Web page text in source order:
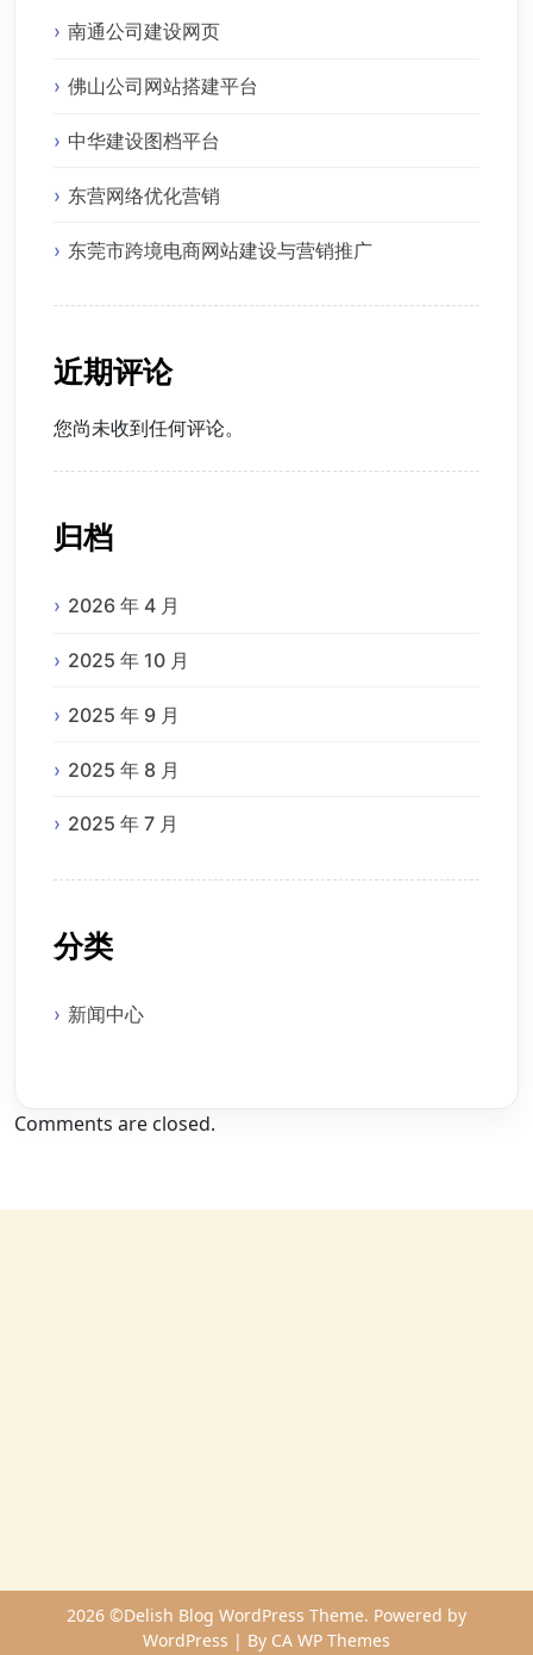
南通公司建设网页
佛山公司网站搭建平台
中华建设图档平台
东营网络优化营销
东莞市跨境电商网站建设与营销推广
近期评论
您尚未收到任何评论。
归档
2026 年 4 月
2025 年 10 月
2025 年 9 月
2025 年 8 月
2025 年 7 月
分类
新闻中心
Comments are closed.
2026 ©Delish Blog WordPress Theme. Powered by
WordPress | By CA WP Themes